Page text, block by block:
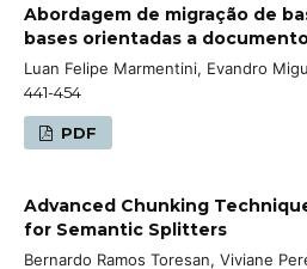
Abordagem de migração de
bases orientadas a
Luan Felipe Marmentini, Evandro
441-454
PDF
Advanced Chunking
for Semantic Splitters
Bernardo Ramos Toresan, Viviane